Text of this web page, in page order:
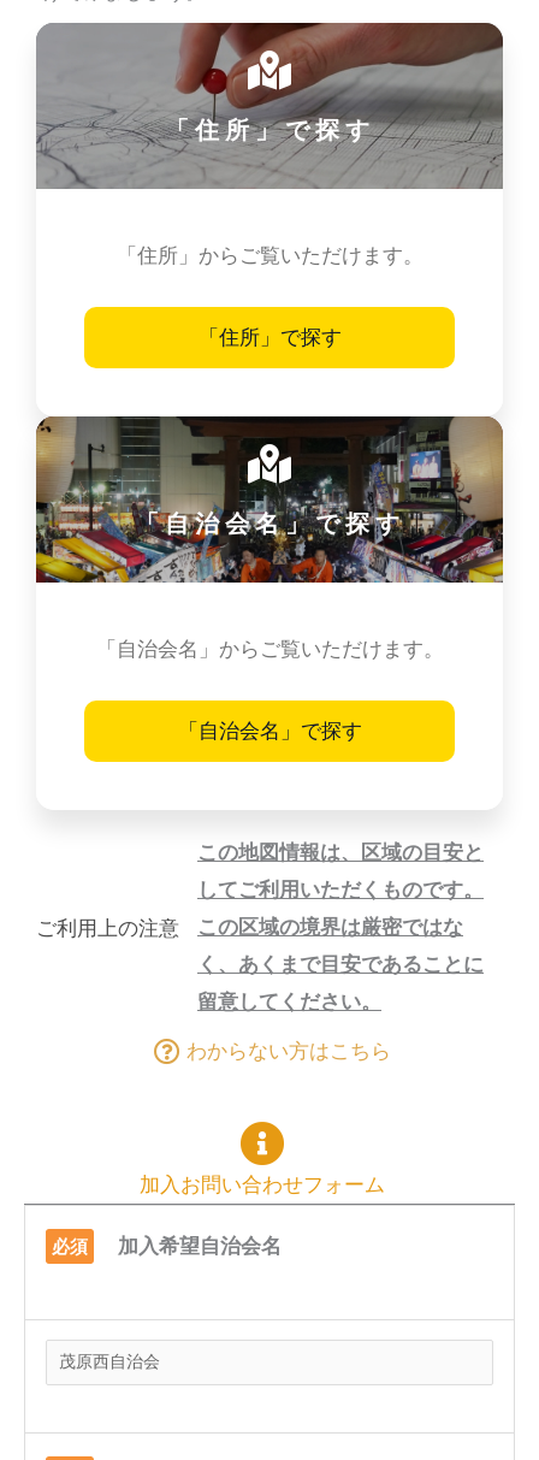
「住所」で探す
「住所」からご覧いただけます。
「住所」で探す
「自治会名」で探す
「自治会名」からご覧いただけます。
「自治会名」で探す
ご利用上の注意
この地図情報は、区域の目安と
してご利用いただくものです。
この区域の境界は厳密ではな
く、あくまで目安であることに
留意してください。
わからない方はこちら
加入お問い合わせフォーム
必須 加入希望自治会名